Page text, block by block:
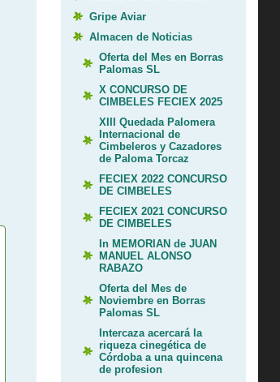
Gripe Aviar
Almacen de Noticias
Oferta del Mes en Borras
Palomas SL
X CONCURSO DE
CIMBELES FECIEX 2025
XIII Quedada Palomera
Internacional de
Cimbeleros y Cazadores
de Paloma Torcaz
FECIEX 2022 CONCURSO
DE CIMBELES
FECIEX 2021 CONCURSO
DE CIMBELES
In MEMORIAN de JUAN
MANUEL ALONSO
RABAZO
Oferta del Mes de
Noviembre en Borras
Palomas SL
Intercaza acercará la
riqueza cinegética de
Córdoba a una quincena
de profesion